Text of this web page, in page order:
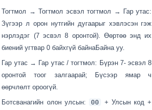
Тогтмол → Тогтмол эсвэл тогтмол → Гар утас:
Зүгээр л орон нутгийн дугаарыг хэвлэсэн гэж
нэрлэдэг (7 эсвэл 8 оронтой). Өөртөө энд их
биений угтвар 0 байхгүй байнаБайна уу.
Гар утас → Гар утас / тогтмол: Бүрэн 7- эсвэл 8
оронтой тоог залгаарай; Бүсээр ямар ч
өөрчлөлт ороогүй.
Ботсванагийн олон улсын:
00
+ Улсын код +